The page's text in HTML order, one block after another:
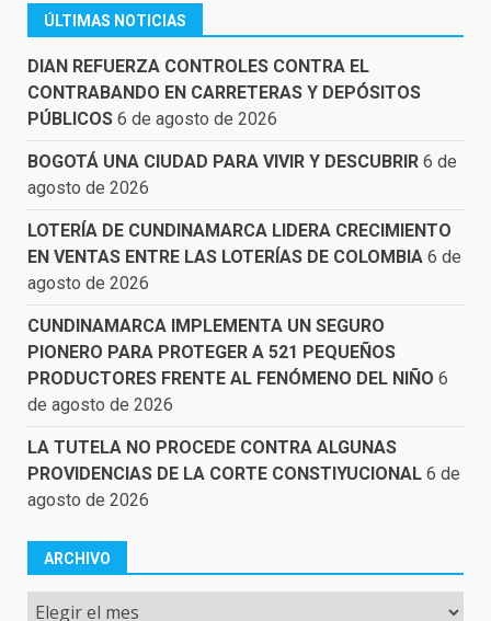
ÚLTIMAS NOTICIAS
DIAN REFUERZA CONTROLES CONTRA EL
CONTRABANDO EN CARRETERAS Y DEPÓSITOS
PÚBLICOS 6 de agosto de 2026
BOGOTÁ UNA CIUDAD PARA VIVIR Y DESCUBRIR 6 de
agosto de 2026
LOTERÍA DE CUNDINAMARCA LIDERA CRECIMIENTO
EN VENTAS ENTRE LAS LOTERÍAS DE COLOMBIA 6 de
agosto de 2026
CUNDINAMARCA IMPLEMENTA UN SEGURO
PIONERO PARA PROTEGER A 521 PEQUEÑOS
PRODUCTORES FRENTE AL FENÓMENO DEL NIÑO 6
de agosto de 2026
LA TUTELA NO PROCEDE CONTRA ALGUNAS
PROVIDENCIAS DE LA CORTE CONSTIYUCIONAL 6 de
agosto de 2026
ARCHIVO
Archivo